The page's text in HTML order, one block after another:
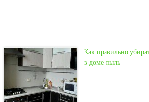
Как правильно
в доме пыль